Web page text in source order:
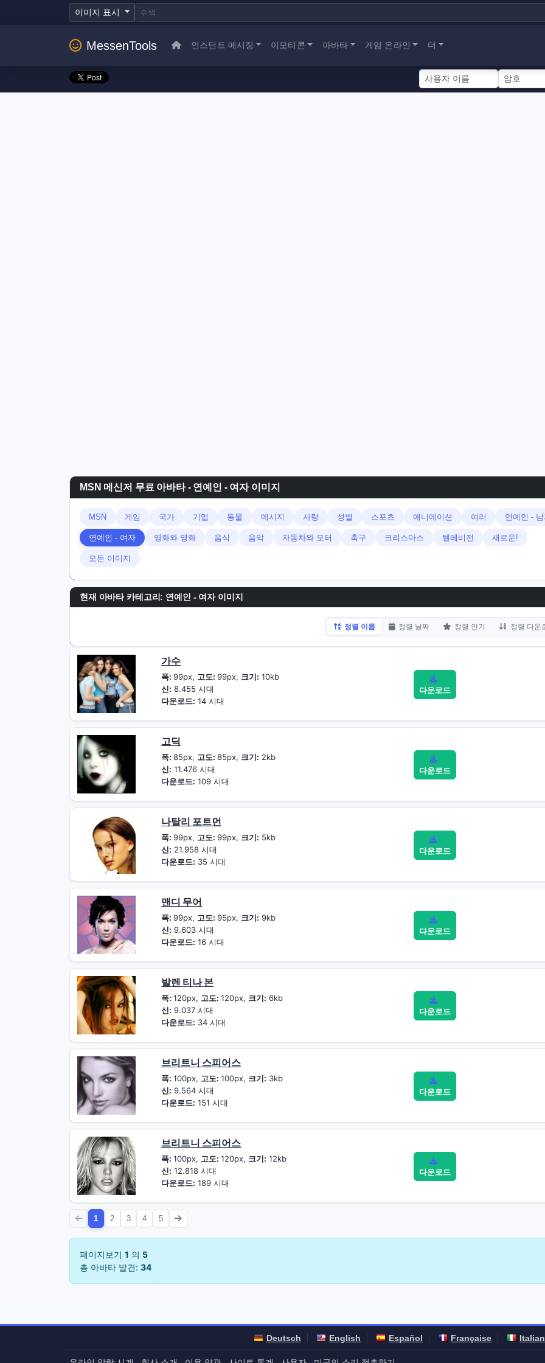
이미지 표시
MessenTools 인스턴트 메시징 이모티콘 아바타 게임 온라인 더
MSN 메신저 무료 아바타 - 연예인 - 여자 이미지
MSN 게임 국가 기업 동물 메시지 사랑 성별 스포츠 애니메이션 여러 연예인 -
연예인 - 여자 영화와 영화 음식 음악 자동차와 모터 축구 크리스마스 텔레비전 새로운!
모든 이미지
현재 아바타 카테고리: 연예인 - 여자 이미지
정렬 이름 정렬 날짜 정렬 인기 정렬 다운
가수
폭:99px, 고도:99px, 크기: 10kb
신: 8.455 시대
다운로드: 14 시대
다운로드
고딕
폭:85px, 고도:85px, 크기: 2kb
신: 11.476 시대
다운로드: 109 시대
다운로드
나탈리 포트먼
폭:99px, 고도:99px, 크기: 5kb
신: 21.958 시대
다운로드: 35 시대
다운로드
맨디 무어
폭:99px, 고도:95px, 크기: 9kb
신: 9.603 시대
다운로드: 16 시대
다운로드
발렌 티나 본
폭:120px, 고도:120px, 크기: 6kb
신: 9.037 시대
다운로드: 34 시대
다운로드
브리트니 스피어스
폭:100px, 고도:100px, 크기: 3kb
신: 9.564 시대
다운로드: 151 시대
다운로드
브리트니 스피어스
폭:100px, 고도:120px, 크기: 12kb
신: 12.818 시대
다운로드: 189 시대
다운로드
1 2 3 4 5
페이지보기 1 의 5
총 아바타 발견: 34
Deutsch English Español Française